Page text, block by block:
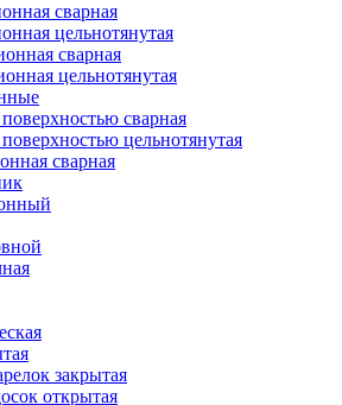
сварная
цельнотянутая
сварная
цельнотянутая
сварная
цельнотянутая
сварная
закрытая
открытая